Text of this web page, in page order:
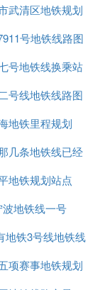
发继续向南延
、向东走行，先
老城区，止于青
哪一站换乘
站的.
里铺武汉地
下车，换乘地
4号线，到十里
武清区地铁规划
号地铁线路图
号地铁线换乘站
号线地铁线路图
站点
地铁里程规划
几条地铁线已经
通车
地铁规划站点
波地铁线一号
地铁3号线地铁线
路
项赛事地铁规划